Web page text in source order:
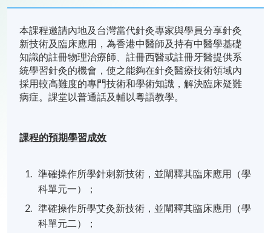
本課程邀請內地及台灣當代針灸專家與學員分享針灸
新技術及臨床應用，為香港中醫師及持有中醫學基礎
知識的註冊物理治療師、註冊西醫或註冊牙醫提供系
統學習針灸的機會，使之能夠在針灸醫療技術領域內
採用較高難度的專門技術和學術知識，解決臨床疑難
病症。課堂以普通話及輔以粵語教學。
課程的預期學習成效
準確操作所學針刺新技術，並闡釋其臨床應用（學
科單元一）；
準確操作所學艾灸新技術，並闡釋其臨床應用（學
科單元二）；